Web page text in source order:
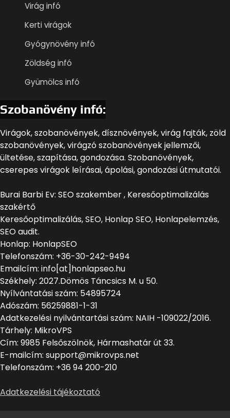
Virág infó
Kerti virágok
Gyógynövény infó
Zöldség infó
Gyümölcs infó
Szobanövény infó:
Virágok, szobanövények, dísznövények, virág fajták, zöld
szobanövények, virágzó szobanövények jellemzői,
ültetése, szapítása, gondozása. Szobanövények,
cserepes virágok leírásai, ápolási, gondozási útmutatói.
Burai Barbi Ev: SEO szakember , Keresőoptimalizálás
szakértő
Keresőoptimalizálás, SEO, Honlap SEO, Honlapelemzés,
SEO audit.
Honlap: HonlapSEO
Telefonszám: +36-30-242-9494
Emailcím: info[at]honlapseo.hu
Székhely: 2027.Dömös Táncsics M. u 50.
Nyílvántatási szám: 54895724
Adószám: 56259881-1-31
Adatkezelési nyilvántartási szám: NAIH -109022/2016.
Tárhely: MikroVPS
Cím: 9985 Felsőszölnök, Hármashatár út 33.
E-mailcím: support@mikrovps.net
Telefonszám: +36 94 200-210
Adatkezelési tájékoztató